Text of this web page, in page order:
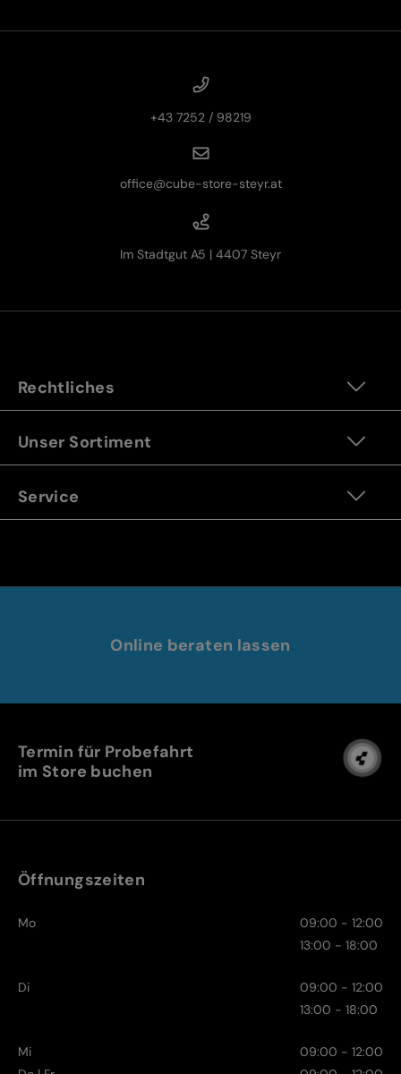
+43 7252 / 98219
office@cube-store-steyr.at
Im Stadtgut A5 | 4407 Steyr
Rechtliches
Unser Sortiment
Service
Online beraten lassen
Termin für Probefahrt
im Store buchen
Öffnungszeiten
Mo
09:00 - 12:00
13:00 - 18:00
Di
09:00 - 12:00
13:00 - 18:00
Mi
09:00 - 12:00